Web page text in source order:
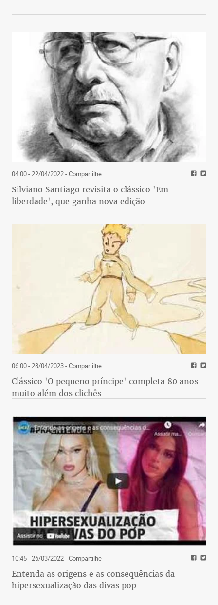
04:00 - 22/04/2022- Compartilhe
Silviano Santiago revisita o clássico 'Em
liberdade', que ganha nova edição
06:00 - 28/04/2023- Compartilhe
Clássico 'O pequeno príncipe' completa 80 anos
muito além dos clichês
10:45 - 26/03/2022- Compartilhe
Entenda as origens e as consequências da
hipersexualização das divas pop